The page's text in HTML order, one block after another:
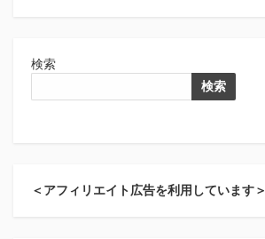
検索
検索
＜アフィリエイト広告を利用しています＞